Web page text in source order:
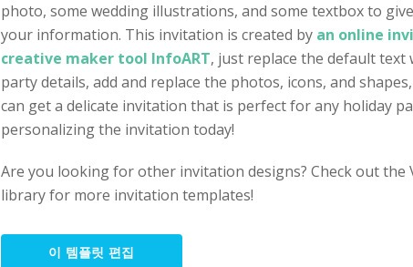
photo, some wedding illustrations, and some textbox to
your information. This invitation is created by an online
creative maker tool InfoART, just replace the default text
party details, add and replace the photos, icons, and
can get a delicate invitation that is perfect for any holiday
personalizing the invitation today!
Are you looking for other invitation designs? Check out the
library for more invitation templates!
이 템플릿 편집